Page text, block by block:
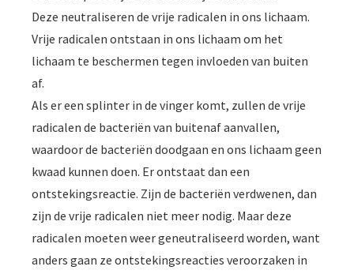
Deze neutraliseren de vrije radicalen in ons lichaam.
Vrije radicalen ontstaan in ons lichaam om het
lichaam te beschermen tegen invloeden van buiten
af.
Als er een splinter in de vinger komt, zullen de vrije
radicalen de bacteriën van buitenaf aanvallen,
waardoor de bacteriën doodgaan en ons lichaam geen
kwaad kunnen doen. Er ontstaat dan een
ontstekingsreactie. Zijn de bacteriën verdwenen, dan
zijn de vrije radicalen niet meer nodig. Maar deze
radicalen moeten weer geneutraliseerd worden, want
anders gaan ze ontstekingsreacties veroorzaken in